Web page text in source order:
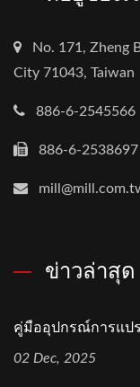
No. 171, Zheng
City 71043, Taiwan
886-6-2545566
886-6-2538697
ข่าวล่าสุด
คู่มืออุปกรณ์การแปร
02 Dec, 2025